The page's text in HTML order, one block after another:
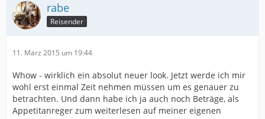
rabe
Reisender
11. März 2015 um 19:44
Whow - wirklich ein absolut neuer look. Jetzt werde ich mir
wohl erst einmal Zeit nehmen müssen um es genauer zu
betrachten. Und dann habe ich ja auch noch Beträge, als
Appetitanreger zum weiterlesen auf meiner eigenen